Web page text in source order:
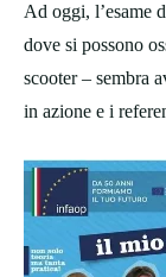
Ad oggi, l’esame
dove si possono
scooter – sembra
in azione e i